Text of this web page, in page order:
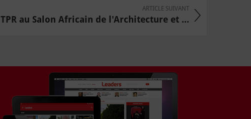
ARTICLE SUIVANT
TPR au Salon Africain de l'Architecture et ...